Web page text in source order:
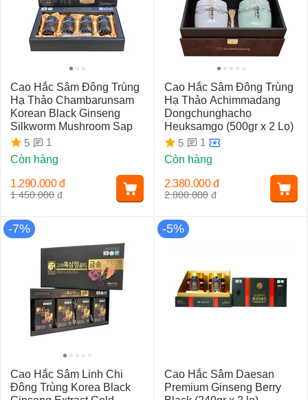
Cao Hắc Sâm Đông Trùng
Hạ Thảo Chambarunsam
Korean Black Ginseng
Silkworm Mushroom Sap
5
1
Còn hàng
1.450.000 đ
1.290.000 đ
Cao Hắc Sâm Đông Trùng
Hạ Thảo Achimmadang
Dongchunghacho
Heuksamgo (500gr x 2 Lọ)
5
1
Còn hàng
2.800.000 đ
2.380.000 đ
-7%
Cao Hắc Sâm Linh Chi
Đông Trùng Korea Black
-5%
Cao Hắc Sâm Daesan
Premium Ginseng Berry